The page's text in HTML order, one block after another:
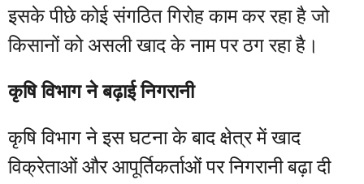
इसके पीछे कोई संगठित गिरोह काम कर रहा है जो
किसानों को असली खाद के नाम पर ठग रहा है।
कृषि विभाग ने बढ़ाई निगरानी
कृषि विभाग ने इस घटना के बाद क्षेत्र में खाद
विक्रेताओं और आपूर्तिकर्ताओं पर निगरानी बढ़ा दी